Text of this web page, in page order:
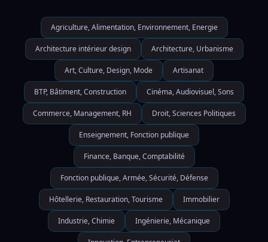
Agriculture, Alimentation, Environnement, Energie
Architecture intérieur design Architecture, Urbanisme
Art, Culture, Design, Mode Artisanat
BTP, Bâtiment, Construction Cinéma, Audiovisuel, Sons
Commerce, Management, RH Droit, Sciences Politiques
Enseignement, Fonction publique
Finance, Banque, Comptabilité
Fonction publique, Armée, Sécurité, Défense
Hôtellerie, Restauration, Tourisme Immobilier
Industrie, Chimie Ingénierie, Mécanique